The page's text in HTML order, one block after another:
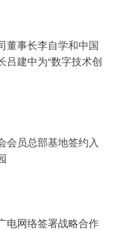
董事长李自学和中国
吕建中为“数字技术创
会员总部基地签约入
电网络签署战略合作